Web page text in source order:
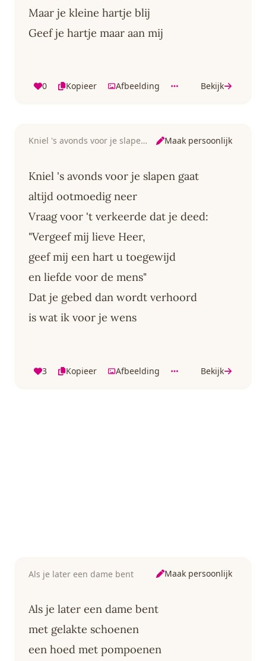
Maar je kleine hartje blij
Geef je hartje maar aan mij
0 Kopieer Afbeelding Bekijk
Kniel 's avonds voor je slapen gaat Maak persoonlijk
Kniel 's avonds voor je slapen gaat
altijd ootmoedig neer
Vraag voor 't verkeerde dat je deed:
"Vergeef mij lieve Heer,
geef mij een hart u toegewijd
en liefde voor de mens"
Dat je gebed dan wordt verhoord
is wat ik voor je wens
3 Kopieer Afbeelding Bekijk
Als je later een dame bent Maak persoonlijk
Als je later een dame bent
met gelakte schoenen
een hoed met pompoenen